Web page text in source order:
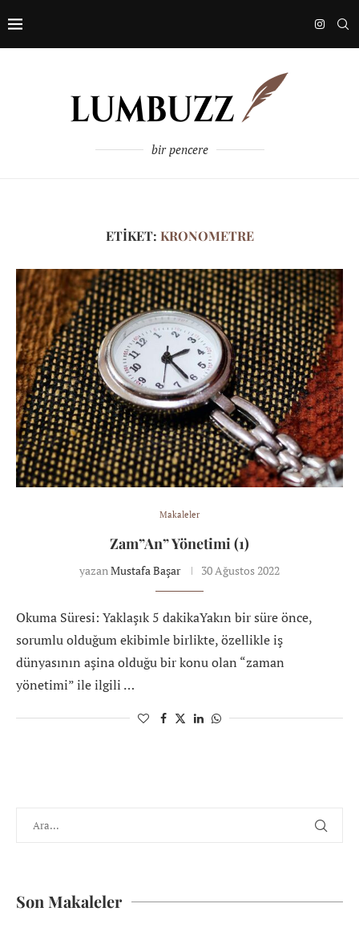
bir pencere
ETIKET: KRONOMETRE
Makaleler
Zam”An” Yönetimi (1)
yazanMustafa Başar 30 Ağustos 2022
Okuma Süresi: Yaklaşık 5 dakikaYakın bir süre önce,
sorumlu olduğum ekibimle birlikte, özellikle iş
dünyasının aşina olduğu bir konu olan “zaman
yönetimi” ile ilgili …
Son Makaleler